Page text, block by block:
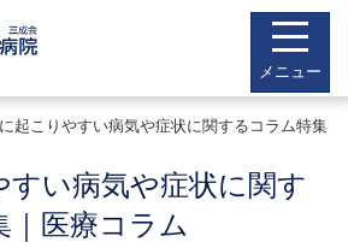
メニュー
起こりやすい病気や症状に関するコラム特集
すい病気や症状に関す
｜医療コラム